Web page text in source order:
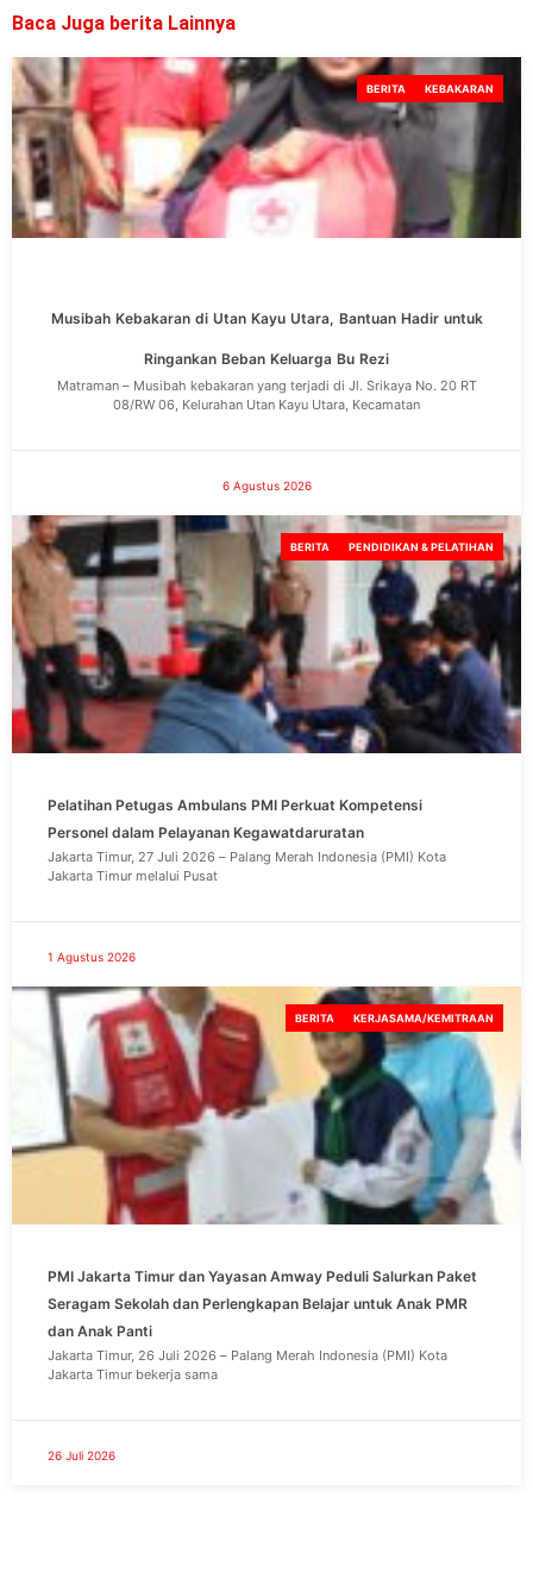
Baca Juga berita Lainnya
Musibah Kebakaran di Utan Kayu Utara, Bantuan Hadir untuk
Ringankan Beban Keluarga Bu Rezi
Matraman – Musibah kebakaran yang terjadi di Jl. Srikaya No. 20 RT
08/RW 06, Kelurahan Utan Kayu Utara, Kecamatan
6 Agustus 2026
BERITA KEBAKARAN
Pelatihan Petugas Ambulans PMI Perkuat Kompetensi
Personel dalam Pelayanan Kegawatdaruratan
Jakarta Timur, 27 Juli 2026 – Palang Merah Indonesia (PMI) Kota
Jakarta Timur melalui Pusat
1 Agustus 2026
BERITA PENDIDIKAN & PELATIHAN
PMI Jakarta Timur dan Yayasan Amway Peduli Salurkan Paket
Seragam Sekolah dan Perlengkapan Belajar untuk Anak PMR
dan Anak Panti
Jakarta Timur, 26 Juli 2026 – Palang Merah Indonesia (PMI) Kota
Jakarta Timur bekerja sama
26 Juli 2026
BERITA KERJASAMA/KEMITRAAN